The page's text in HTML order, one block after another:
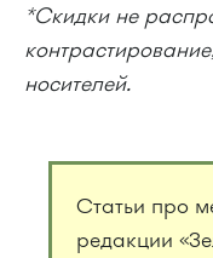
*Скидки не
носителей.
Статьи про
редакции